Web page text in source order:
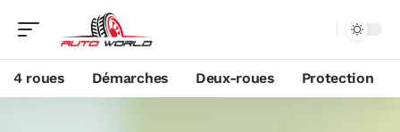
4 roues Démarches Deux-roues Protection